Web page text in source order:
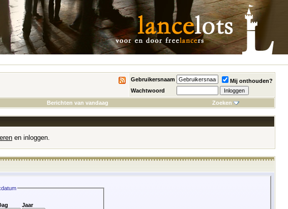
Gebruikersnaam
Mij onthouden?
Wachtwoord
Berichten van vandaag Zoeken
en inloggen.
Jaar